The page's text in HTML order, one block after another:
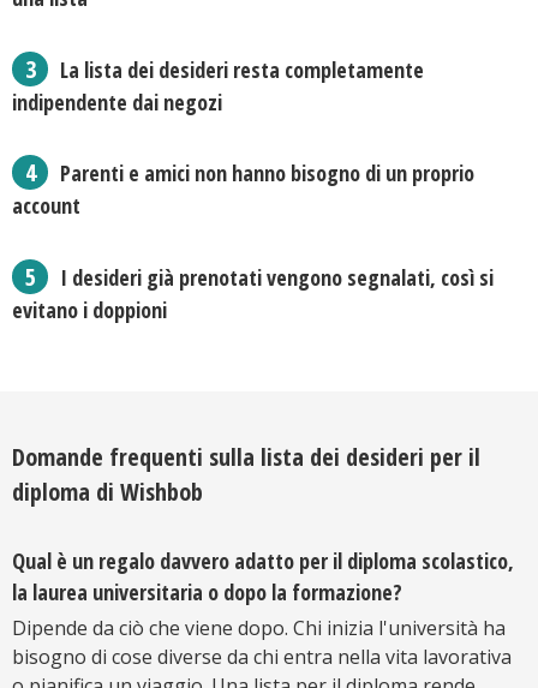
La lista dei desideri resta completamente
indipendente dai negozi
Parenti e amici non hanno bisogno di un proprio
account
I desideri già prenotati vengono segnalati, così si
evitano i doppioni
Domande frequenti sulla lista dei desideri per il
diploma di Wishbob
Qual è un regalo davvero adatto per il diploma scolastico,
la laurea universitaria o dopo la formazione?
Dipende da ciò che viene dopo. Chi inizia l'università ha
bisogno di cose diverse da chi entra nella vita lavorativa